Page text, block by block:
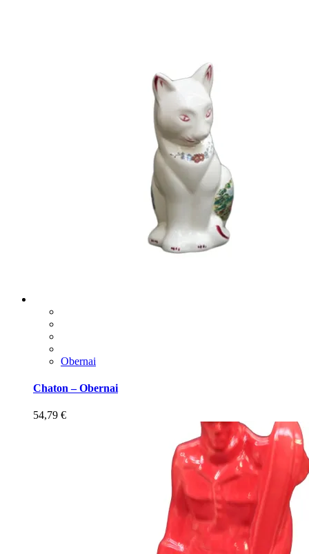
Obernai
Chaton – Obernai
54,79 €